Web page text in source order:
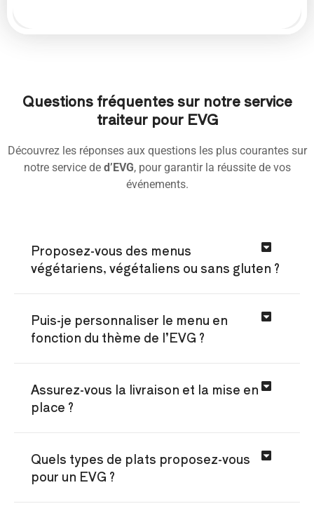
Questions fréquentes sur notre service
traiteur pour EVG
Découvrez les réponses aux questions les plus courantes sur
notre service de d’EVG, pour garantir la réussite de vos
événements.
Proposez-vous des menus
végétariens, végétaliens ou sans gluten ?
Puis-je personnaliser le menu en
fonction du thème de l’EVG ?
Assurez-vous la livraison et la mise en
place ?
Quels types de plats proposez-vous
pour un EVG ?